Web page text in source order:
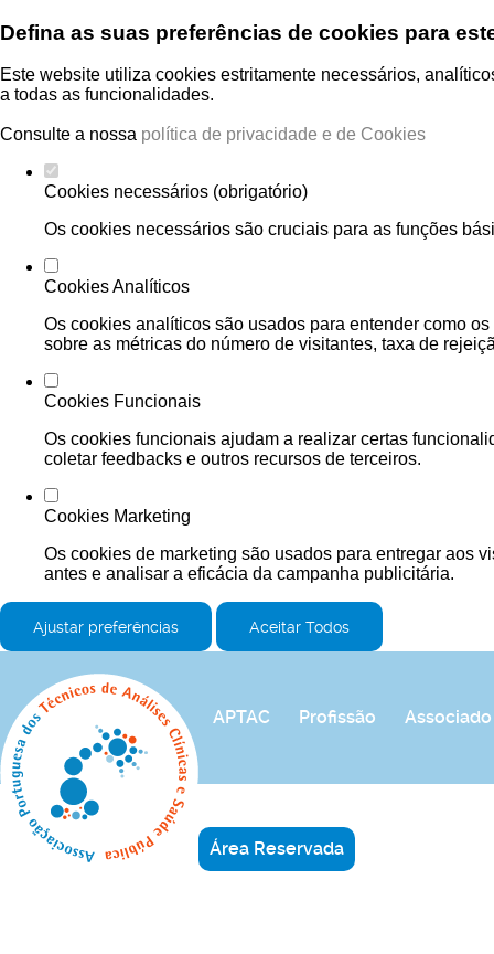
Defina as suas preferências de cookies para
Este website utiliza cookies estritamente necessários,
a todas as funcionalidades.
Consulte a nossa política de privacidade e de Cookies
Cookies necessários (obrigatório)
Os cookies necessários são cruciais para as funções
Cookies Analíticos
Os cookies analíticos são usados para entender como
sobre as métricas do número de visitantes, taxa de
Cookies Funcionais
Os cookies funcionais ajudam a realizar certas
coletar feedbacks e outros recursos de terceiros.
Cookies Marketing
Os cookies de marketing são usados para entregar aos
antes e analisar a eficácia da campanha publicitária.
Ajustar preferências Aceitar Todos
APTAC Profissão Associado
Área Reservada